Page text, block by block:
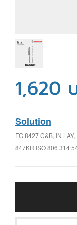
1,620
Solution
FG 8427 C&B, IN
847KR ISO 806 314